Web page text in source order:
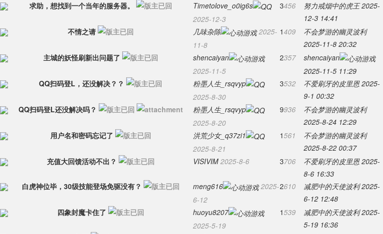
求助，想找到一个当年的服务器。
Timetolove_o0ig6s
2025-12-3
3456 努力戒烟中的虎王 2025-
12-3 14:41
不情之请
几味杂陈
2025-
11-8
1409
不会梦游的幽灵波利
2025-11-8 20:32
主城的妖怪刷新出问题了
shencaiyan
2025-11-5
2357
shencaiyan
2025-11-5 11:29
QQ扫码登L，还没解决？？
粉墨人生_rsqvyp
2025-8-30
3532 不爱刷牙的皮里恩 2025-
9-1 00:32
QQ扫码登L还没解决吗？
粉墨人生_rsqvyp
2025-8-20
9936
不会梦游的幽灵波利
2025-8-24 12:29
用户名和密码忘记了
洪荒少女_q37zi1
2025-8-21
1561
不会梦游的幽灵波利
2025-8-22 00:37
充值大回馈活动不出？
VISIVIM 2025-8-6 3706 不爱刷牙的皮里恩 2025-
8-6 16:33
白虎神位毕，30级技能登场免驱没有？
meng616
2025-
6-12
2610 减肥中的天使波利 2025-
6-12 12:48
四象封魔卡住了
huoyu8207
2025-5-19
1539 减肥中的天使波利 2025-
5-19 16:36